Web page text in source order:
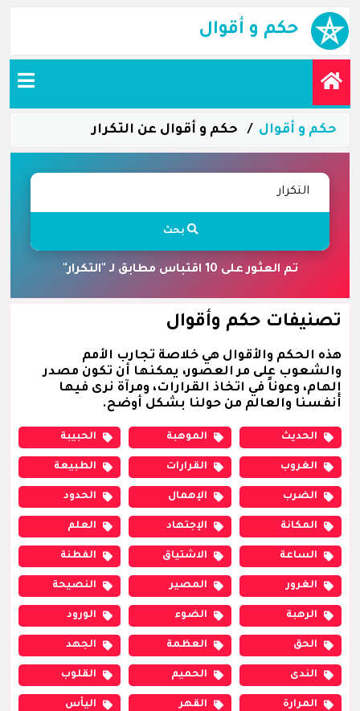
حكم و أقوال
حكم و أقوال حكم و أقوال عن التكرار
بحث
تم العثور على 10 اقتباس مطابق لـ "التكرار"
تصنيفات حكم وأقوال
هذه الحكم والأقوال هي خلاصة تجارب الأمم
والشعوب على مر العصور، يمكنها أن تكون مصدر
إلهام، وعوناً في اتخاذ القرارات، ومرآة نرى فيها
أنفسنا والعالم من حولنا بشكل أوضح.
الحديث الموهبة الحبيبة
الغروب القرارات الطبيعة
الضرب الإهمال الحدود
المكانة الإجتهاد العلم
الساعة الاشتياق الفطنة
الغرور المصير النصيحة
الرهبة الضوء الورود
الحق العظمة الجهد
الندى الحميم القلوب
المرارة القهر اليأس